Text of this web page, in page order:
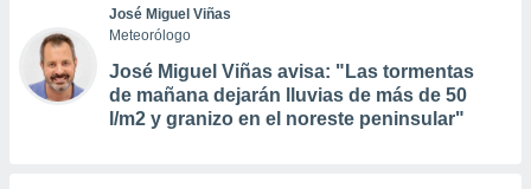
José Miguel Viñas
Meteorólogo
José Miguel Viñas avisa: "Las tormentas
de mañana dejarán lluvias de más de 50
l/m2 y granizo en el noreste peninsular"